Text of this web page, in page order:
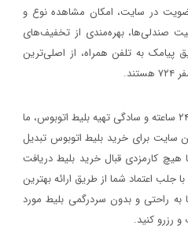
در سایت، امکان مشاهده نوع و
صندلی‌ها، بهره‌مندی از تخفیف‌های
پیامک به تلفن همراه، از اصلی‌ترین
تمام این امکانات در کنار پشتیبانی‌ ۲۴ ساعته و سادگی تهیه بلیط اتوبوس، ما
سایت برای خرید بلیط اتوبوس تبدیل
سامانه سفر۷۲۴ از شما هیچ کارمزدی قبال خرید بلیط دریافت
اعتماد شما از طریق ارائه بهترین
به راحتی و بدون سردرگمی بلیط مورد
و رزرو کنید.